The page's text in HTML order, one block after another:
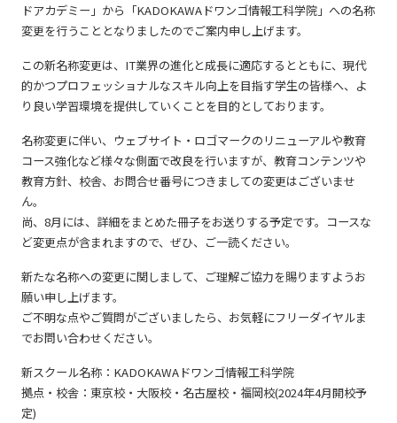
ドアカデミー」から「KADOKAWAドワンゴ情報工科学院」への名称
変更を行うこととなりましたのでご案内申し上げます。
この新名称変更は、IT業界の進化と成長に適応するとともに、現代
的かつプロフェッショナルなスキル向上を目指す学生の皆様へ、よ
り良い学習環境を提供していくことを目的としております。
名称変更に伴い、ウェブサイト・ロゴマークのリニューアルや教育
コース強化など様々な側面で改良を行いますが、教育コンテンツや
教育方針、校舎、お問合せ番号につきましての変更はございませ
ん。
尚、8月には、詳細をまとめた冊子をお送りする予定です。コースな
ど変更点が含まれますので、ぜひ、ご一読ください。
新たな名称への変更に関しまして、ご理解ご協力を賜りますようお
願い申し上げます。
ご不明な点やご質問がございましたら、お気軽にフリーダイヤルま
でお問い合わせください。
新スクール名称：KADOKAWAドワンゴ情報工科学院
拠点・校舎：東京校・大阪校・名古屋校・福岡校(2024年4月開校予
定)